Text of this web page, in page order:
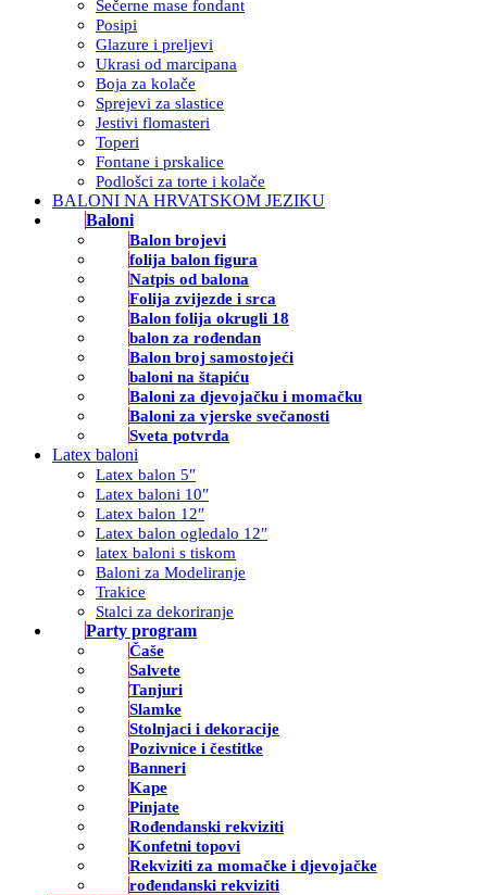
Šečerne mase fondant
Posipi
Glazure i preljevi
Ukrasi od marcipana
Boja za kolače
Sprejevi za slastice
Jestivi flomasteri
Toperi
Fontane i prskalice
Podlošci za torte i kolače
BALONI NA HRVATSKOM JEZIKU
Baloni
Balon brojevi
folija balon figura
Natpis od balona
Folija zvijezde i srca
Balon folija okrugli 18
balon za rođendan
Balon broj samostojeći
baloni na štapiću
Baloni za djevojačku i momačku
Baloni za vjerske svečanosti
Sveta potvrda
Latex baloni
Latex balon 5″
Latex baloni 10″
Latex balon 12″
Latex balon ogledalo 12″
latex baloni s tiskom
Baloni za Modeliranje
Trakice
Stalci za dekoriranje
Party program
Čaše
Salvete
Tanjuri
Slamke
Stolnjaci i dekoracije
Pozivnice i čestitke
Banneri
Kape
Pinjate
Rođendanski rekviziti
Konfetni topovi
Rekviziti za momačke i djevojačke
rođendanski rekviziti